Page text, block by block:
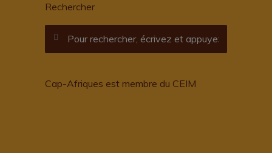
Rechercher
Cap-Afriques est membre du CEIM